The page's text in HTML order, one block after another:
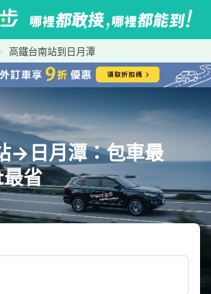
高鐵台南站到日月潭
→日月潭：包車最
省